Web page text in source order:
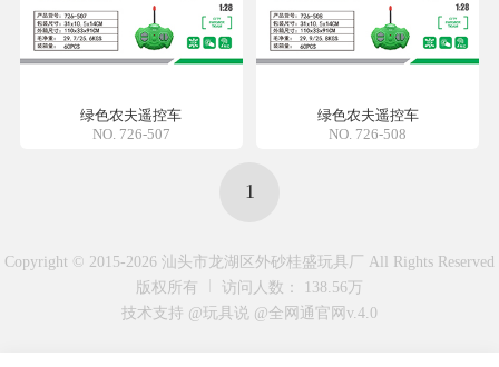
绿色农夫遥控车
NO. 726-507
绿色农夫遥控车
NO. 726-508
1
Copyright © 2015-2026 汕头市龙湖区外砂桂盛玩具厂 All Rights Reserved
版权所有
访问人数： 138.56万
技术支持 @玩具说 @全网通官网v.4.0